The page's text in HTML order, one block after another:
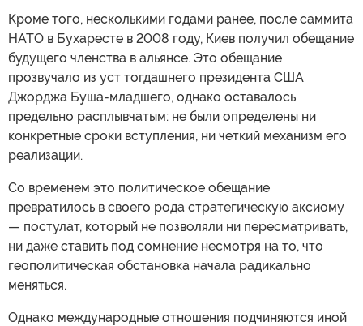
Кроме того, несколькими годами ранее, после саммита
НАТО в Бухаресте в 2008 году, Киев получил обещание
будущего членства в альянсе. Это обещание
прозвучало из уст тогдашнего президента США
Джорджа Буша-младшего, однако оставалось
предельно расплывчатым: не были определены ни
конкретные сроки вступления, ни четкий механизм его
реализации.
Со временем это политическое обещание
превратилось в своего рода стратегическую аксиому
— постулат, который не позволяли ни пересматривать,
ни даже ставить под сомнение несмотря на то, что
геополитическая обстановка начала радикально
меняться.
Однако международные отношения подчиняются иной